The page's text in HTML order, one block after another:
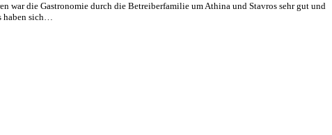
war die Gastronomie durch die Betreiberfamilie um Athina und Stavros sehr gut und
haben sich…